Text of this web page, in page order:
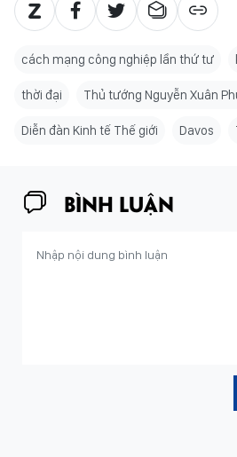
cách mạng công nghiệp lần thứ tư
thời đại Thủ tướng Nguyễn Xuân
Diễn đàn Kinh tế Thế giới Davos
BÌNH LUẬN